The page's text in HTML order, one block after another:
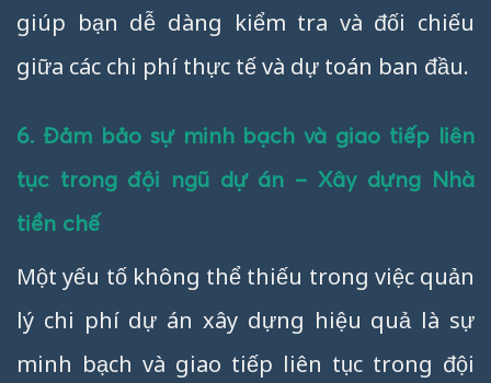
giúp bạn dễ dàng kiểm tra và đối chiếu
giữa các chi phí thực tế và dự toán ban đầu.
6. Đảm bảo sự minh bạch và giao tiếp liên
tục trong đội ngũ dự án – Xây dựng Nhà
tiền chế
Một yếu tố không thể thiếu trong việc quản
lý chi phí dự án xây dựng hiệu quả là sự
minh bạch và giao tiếp liên tục trong đội